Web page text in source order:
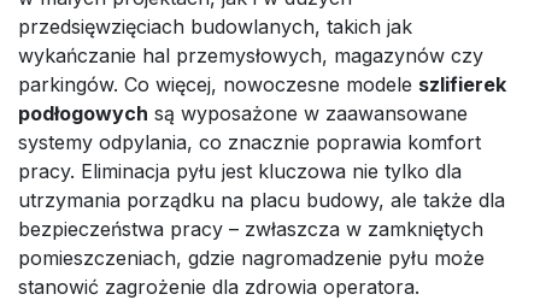
przedsięwzięciach budowlanych, takich jak
wykańczanie hal przemysłowych, magazynów czy
parkingów. Co więcej, nowoczesne modele szlifierek
podłogowych są wyposażone w zaawansowane
systemy odpylania, co znacznie poprawia komfort
pracy. Eliminacja pyłu jest kluczowa nie tylko dla
utrzymania porządku na placu budowy, ale także dla
bezpieczeństwa pracy – zwłaszcza w zamkniętych
pomieszczeniach, gdzie nagromadzenie pyłu może
stanowić zagrożenie dla zdrowia operatora.